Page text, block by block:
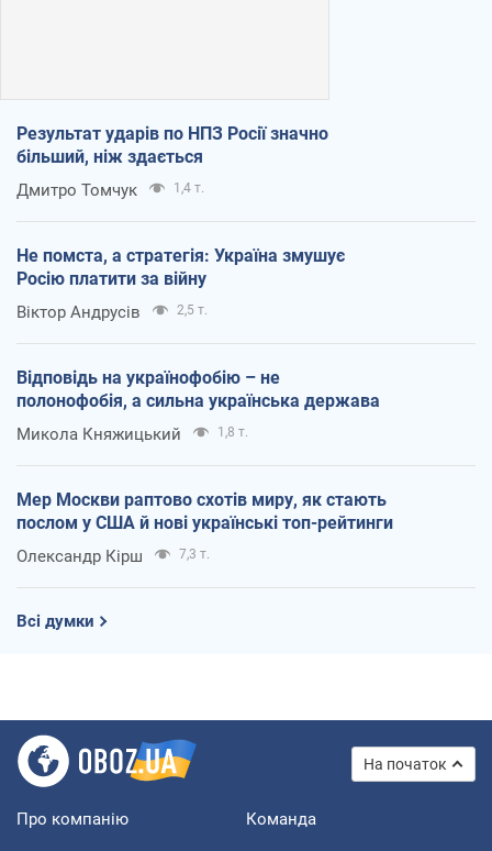
Результат ударів по НПЗ Росії значно
більший, ніж здається
Дмитро Томчук 1,4 т.
Не помста, а стратегія: Україна змушує
Росію платити за війну
Віктор Андрусів 2,5 т.
Відповідь на українофобію – не
полонофобія, а сильна українська держава
Микола Княжицький 1,8 т.
Мер Москви раптово схотів миру, як стають
послом у США й нові українські топ-рейтинги
Олександр Кірш 7,3 т.
Всі думки
На початок
Про компанію Команда